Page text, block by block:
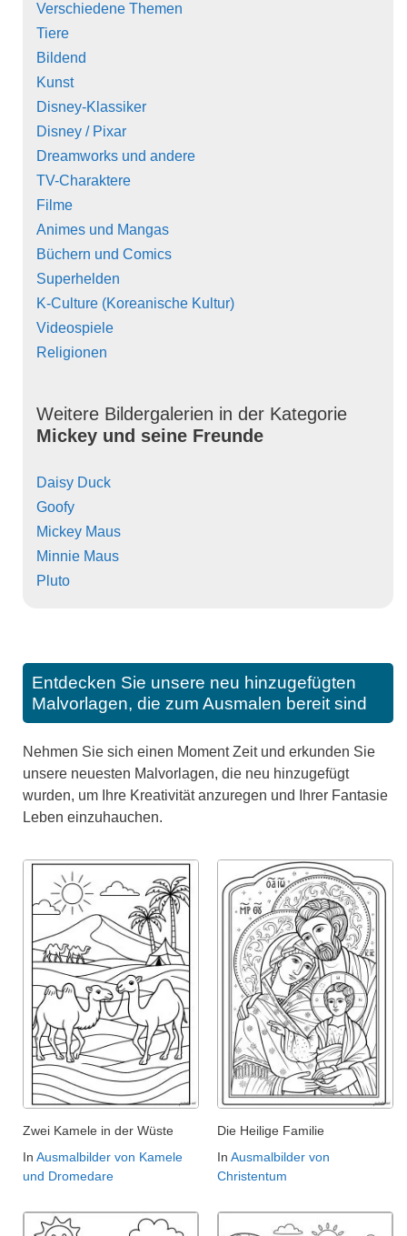
Verschiedene Themen
Tiere
Bildend
Kunst
Disney-Klassiker
Disney / Pixar
Dreamworks und andere
TV-Charaktere
Filme
Animes und Mangas
Büchern und Comics
Superhelden
K-Culture (Koreanische Kultur)
Videospiele
Religionen
Weitere Bildergalerien in der Kategorie
Mickey und seine Freunde
Daisy Duck
Goofy
Mickey Maus
Minnie Maus
Pluto
Entdecken Sie unsere neu hinzugefügten
Malvorlagen, die zum Ausmalen bereit sind
Nehmen Sie sich einen Moment Zeit und erkunden Sie
unsere neuesten Malvorlagen, die neu hinzugefügt
wurden, um Ihre Kreativität anzuregen und Ihrer Fantasie
Leben einzuhauchen.
Zwei Kamele in der Wüste
In Ausmalbilder von Kamele
und Dromedare
Die Heilige Familie
In Ausmalbilder von
Christentum